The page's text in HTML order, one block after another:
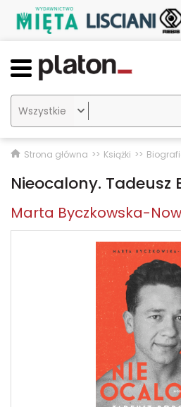

Strona główna Książki
Nieocalony. Tadeusz
Marta Byczkowska-